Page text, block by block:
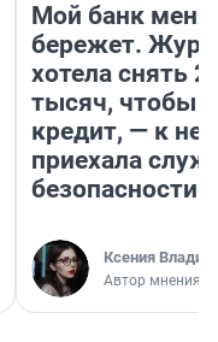
Мой банк меня
бережет.
хотела снять
тысяч, чтобы
кредит, — к
приехала
безопасности
Ксения
Автор мнения